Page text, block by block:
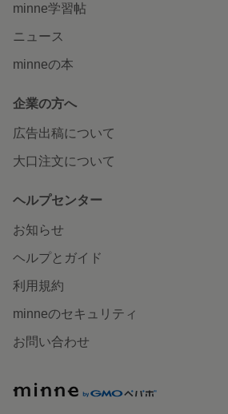
minne学習帖
ニュース
minneの本
企業の方へ
広告出稿について
大口注文について
ヘルプセンター
お知らせ
ヘルプとガイド
利用規約
minneのセキュリティ
お問い合わせ